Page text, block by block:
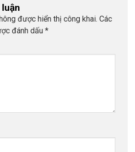
Bài viết tổng hợp các hướng tối ưu
từ chọn đúng cấu hình đến thuê
định kỳ.
được hiển thị công khai. Các
đánh dấu *